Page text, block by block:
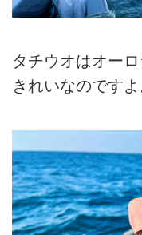
タチウオはオー
きれいなのですよ